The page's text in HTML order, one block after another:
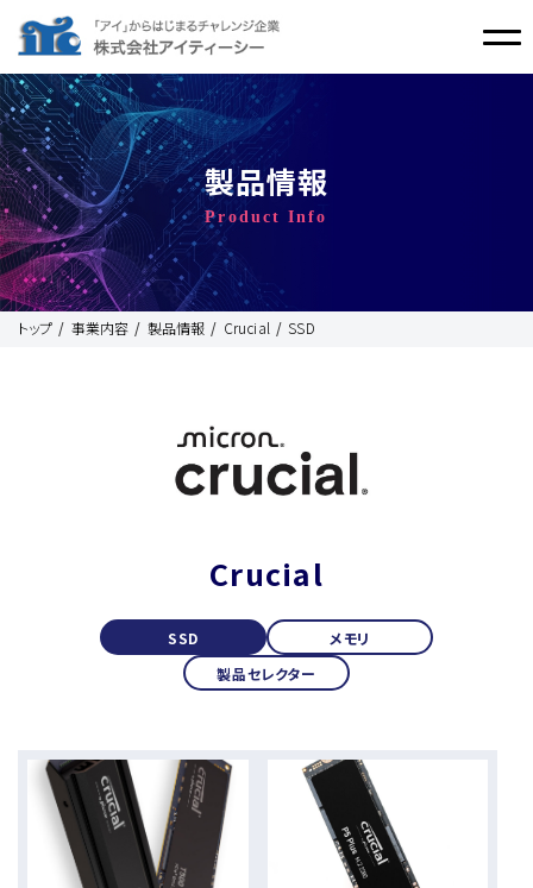
製品情報
Product Info
トップ 事業内容 製品情報 Crucial SSD
Crucial
SSD
メモリ
製品セレクター